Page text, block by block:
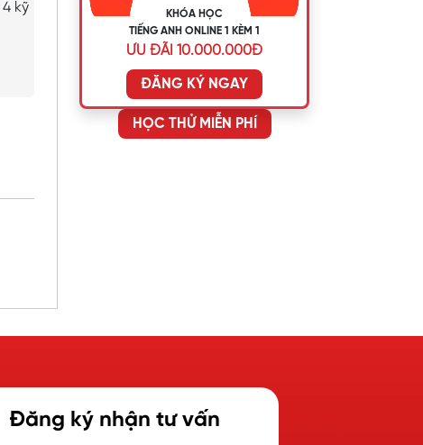
kỹ
KHÓA HỌC
TIẾNG ANH ONLINE 1 KÈM 1
ƯU ĐÃI 10.000.000Đ
ĐĂNG KÝ NGAY
HỌC THỬ MIỄN PHÍ
Đăng ký nhận tư vấn